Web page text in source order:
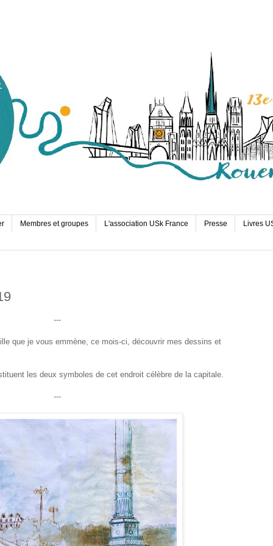
Membres et groupes L'association USk France Presse Livres
---
que je vous emmène, ce mois-ci, découvrir mes dessins et
les deux symboles de cet endroit célèbre de la capitale.
---